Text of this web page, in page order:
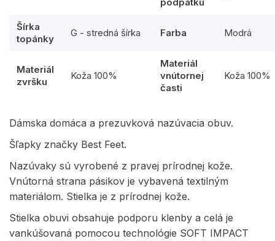
Šírka
topánky
G - stredná šírka Farba Modrá
Materiál
zvršku
Koža 100%
Materiál
vnútornej
časti
Koža 100%
Dámska domáca a prezuvková nazúvacia obuv.
Šľapky značky Best Feet.
Nazúvaky sú vyrobené z pravej prírodnej kože.
Vnútorná strana pásikov je vybavená textilným
materiálom. Stielka je z prírodnej kože.
Stielka obuvi obsahuje podporu klenby a celá je
vankúšovaná pomocou technológie SOFT IMPACT